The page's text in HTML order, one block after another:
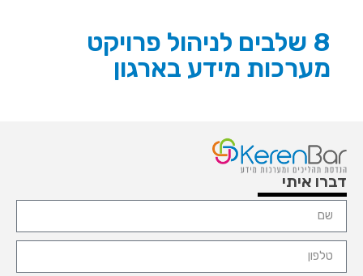
8 שלבים לניהול פרויקט
מערכות מידע בארגון
דברו איתי